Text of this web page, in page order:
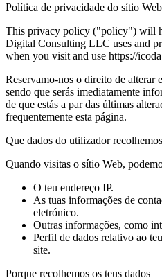
Política de privacidade do sítio Web
This privacy policy ("policy") will
Digital Consulting LLC uses and
when you visit and use https://
Reservamo-nos o direito de alterar
sendo que serás imediatamente
de que estás a par das últimas
frequentemente esta página.
Que dados do utilizador recolhemos
Quando visitas o sítio Web,
O teu endereço IP.
As tuas informações de
eletrónico.
Outras informações, como
Perfil de dados relativo ao
site.
Porque recolhemos os teus dados